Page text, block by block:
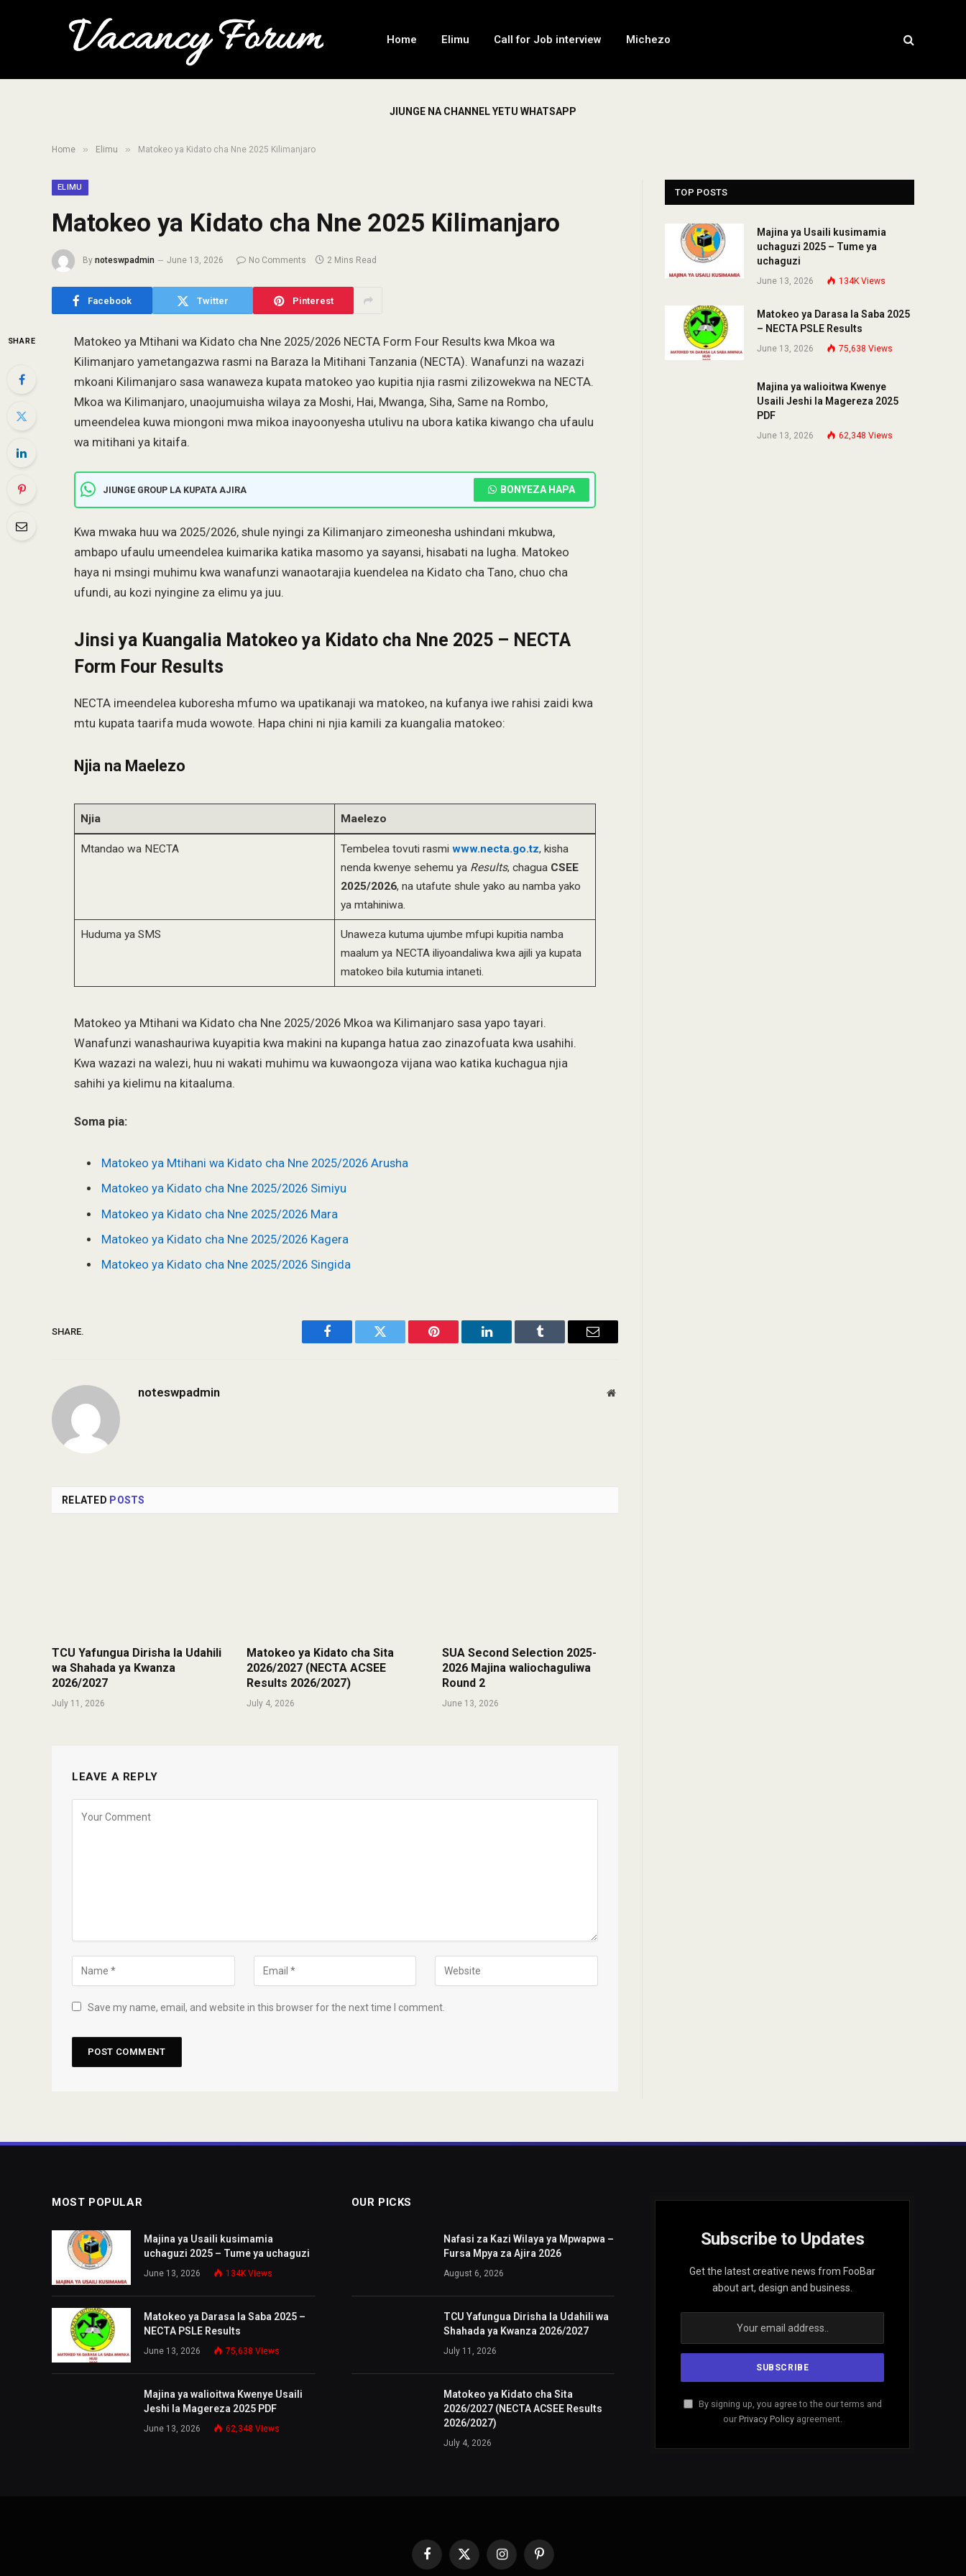
Home Elimu Call for Job interview Michezo
JIUNGE NA CHANNEL YETU WHATSAPP
Home » Elimu » Matokeo ya Kidato cha Nne 2025 Kilimanjaro
ELIMU
Matokeo ya Kidato cha Nne 2025 Kilimanjaro
By noteswpadmin June 13, 2026 No Comments 2 Mins Read
Facebook Twitter Pinterest
SHARE
Matokeo ya Mtihani wa Kidato cha Nne 2025/2026 NECTA Form Four Results kwa Mkoa wa
Kilimanjaro yametangazwa rasmi na Baraza la Mitihani Tanzania (NECTA). Wanafunzi na wazazi
mkoani Kilimanjaro sasa wanaweza kupata matokeo yao kupitia njia rasmi zilizowekwa na NECTA.
Mkoa wa Kilimanjaro, unaojumuisha wilaya za Moshi, Hai, Mwanga, Siha, Same na Rombo,
umeendelea kuwa miongoni mwa mikoa inayoonyesha utulivu na ubora katika kiwango cha ufaulu
wa mitihani ya kitaifa.
JIUNGE GROUP LA KUPATA AJIRA BONYEZA HAPA
Kwa mwaka huu wa 2025/2026, shule nyingi za Kilimanjaro zimeonesha ushindani mkubwa,
ambapo ufaulu umeendelea kuimarika katika masomo ya sayansi, hisabati na lugha. Matokeo
haya ni msingi muhimu kwa wanafunzi wanaotarajia kuendelea na Kidato cha Tano, chuo cha
ufundi, au kozi nyingine za elimu ya juu.
Jinsi ya Kuangalia Matokeo ya Kidato cha Nne 2025 – NECTA
Form Four Results
NECTA imeendelea kuboresha mfumo wa upatikanaji wa matokeo, na kufanya iwe rahisi zaidi kwa
mtu kupata taarifa muda wowote. Hapa chini ni njia kamili za kuangalia matokeo:
Njia na Maelezo
Njia Maelezo
Mtandao wa NECTA Tembelea tovuti rasmi www.necta.go.tz, kisha
nenda kwenye sehemu ya Results, chagua CSEE
2025/2026, na utafute shule yako au namba yako
ya mtahiniwa.
Huduma ya SMS
Unaweza kutuma ujumbe mfupi kupitia namba
maalum ya NECTA iliyoandaliwa kwa ajili ya kupata
matokeo bila kutumia intaneti.
Matokeo ya Mtihani wa Kidato cha Nne 2025/2026 Mkoa wa Kilimanjaro sasa yapo tayari.
Wanafunzi wanashauriwa kuyapitia kwa makini na kupanga hatua zao zinazofuata kwa usahihi.
Kwa wazazi na walezi, huu ni wakati muhimu wa kuwaongoza vijana wao katika kuchagua njia
sahihi ya kielimu na kitaaluma.
Soma pia:
Matokeo ya Mtihani wa Kidato cha Nne 2025/2026 Arusha
Matokeo ya Kidato cha Nne 2025/2026 Simiyu
Matokeo ya Kidato cha Nne 2025/2026 Mara
Matokeo ya Kidato cha Nne 2025/2026 Kagera
Matokeo ya Kidato cha Nne 2025/2026 Singida
SHARE.
Facebook Twitter Pinterest LinkedIn Tumblr Email
noteswpadmin Website
RELATED POSTS
TCU Yafungua Dirisha la Udahili
wa Shahada ya Kwanza
2026/2027
July 11, 2026
Matokeo ya Kidato cha Sita
2026/2027 (NECTA ACSEE
Results 2026/2027)
July 4, 2026
SUA Second Selection 2025-
2026 Majina waliochaguliwa
Round 2
June 13, 2026
LEAVE A REPLY
Save my name, email, and website in this browser for the next time I comment.
TOP POSTS
Majina ya Usaili kusimamia
uchaguzi 2025 – Tume ya
uchaguzi
June 13, 2026 134K Views
Matokeo ya Darasa la Saba 2025
– NECTA PSLE Results
June 13, 2026 75,638 Views
Majina ya walioitwa Kwenye
Usaili Jeshi la Magereza 2025
PDF
June 13, 2026 62,348 Views
MOST POPULAR
Majina ya Usaili kusimamia
uchaguzi 2025 – Tume ya uchaguzi
June 13, 2026 134K Views
Matokeo ya Darasa la Saba 2025 –
NECTA PSLE Results
June 13, 2026 75,638 Views
Majina ya walioitwa Kwenye Usaili
Jeshi la Magereza 2025 PDF
June 13, 2026 62,348 Views
OUR PICKS
Nafasi za Kazi Wilaya ya Mpwapwa –
Fursa Mpya za Ajira 2026
August 6, 2026
TCU Yafungua Dirisha la Udahili wa
Shahada ya Kwanza 2026/2027
July 11, 2026
Matokeo ya Kidato cha Sita
2026/2027 (NECTA ACSEE Results
2026/2027)
July 4, 2026
Subscribe to Updates
Get the latest creative news from FooBar
about art, design and business.
By signing up, you agree to the our terms and
our Privacy Policyagreement.
Facebook
X
InstagramPinterest